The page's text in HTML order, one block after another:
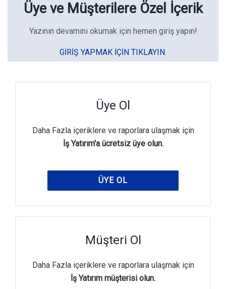
Üye ve Müşterilere Özel İçerik
Yazının devamını okumak için hemen giriş yapın!
GIRIŞ YAPMAK IÇIN TIKLAYIN.
Üye Ol
Daha Fazla içeriklere ve raporlara ulaşmak için
İş Yatırım'a ücretsiz üye olun.
ÜYE OL
Müşteri Ol
Daha Fazla içeriklere ve raporlara ulaşmak için
İş Yatırım müşterisi olun.